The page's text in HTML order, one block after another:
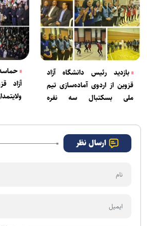
بازدید رئیس دانشگاه آزاد
قزوین از اردوی آماده‌سازی تیم
ملی بسکتبال سه نفره
آزاد
ارسال نظر